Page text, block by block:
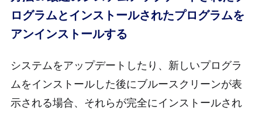
ログラムとインストールされたプログラムを
アンインストールする
システムをアップデートしたり、新しいプログラ
ムをインストールした後にブルースクリーンが表
示される場合、それらが完全にインストールされ